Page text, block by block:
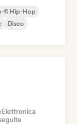
fi Hip-Hop
Disco
Elettronica